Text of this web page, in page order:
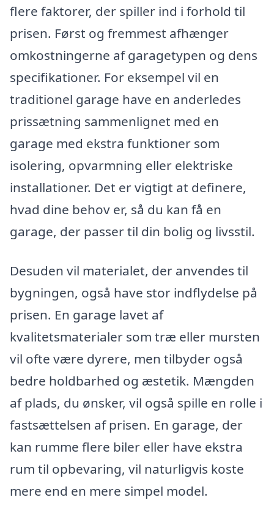
flere faktorer, der spiller ind i forhold til
prisen. Først og fremmest afhænger
omkostningerne af garagetypen og dens
specifikationer. For eksempel vil en
traditionel garage have en anderledes
prissætning sammenlignet med en
garage med ekstra funktioner som
isolering, opvarmning eller elektriske
installationer. Det er vigtigt at definere,
hvad dine behov er, så du kan få en
garage, der passer til din bolig og livsstil.
Desuden vil materialet, der anvendes til
bygningen, også have stor indflydelse på
prisen. En garage lavet af
kvalitetsmaterialer som træ eller mursten
vil ofte være dyrere, men tilbyder også
bedre holdbarhed og æstetik. Mængden
af plads, du ønsker, vil også spille en rolle i
fastsættelsen af prisen. En garage, der
kan rumme flere biler eller have ekstra
rum til opbevaring, vil naturligvis koste
mere end en mere simpel model.